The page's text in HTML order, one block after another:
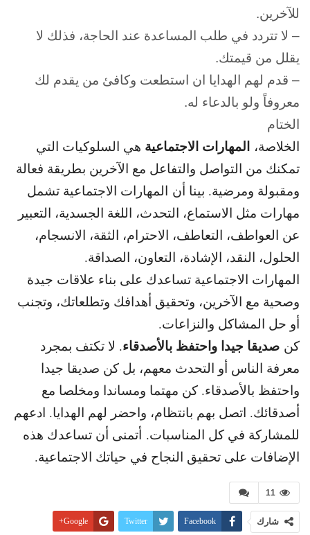
للآخرين.
– لا تتردد في طلب المساعدة عند الحاجة، فذلك لا
يقلل من قيمتك.
– قدم لهم الهدايا ان استطعت وكافئ من يقدم لك
معروفاً ولو بالدعاء له.
الختام
الخلاصة، المهارات الاجتماعية هي السلوكيات التي
تمكنك من التواصل والتفاعل مع الآخرين بطريقة فعالة
ومقبولة ومرضية. بينا أن المهارات الاجتماعية تشمل
مهارات مثل الاستماع، التحدث، اللغة الجسدية، التعبير
عن العواطف، التعاطف، الاحترام، الثقة، الانسجام،
الحلول، النقد، الإشادة، التعاون، الصداقة.
المهارات الاجتماعية تساعدك على بناء علاقات جيدة
وصحية مع الآخرين، وتحقيق أهدافك وتطلعاتك، وتجنب
أو حل المشاكل والنزاعات.
كن صديقا جيدا واحتفظ بالأصدقاء. لا تكتف بمجرد
معرفة الناس أو التحدث معهم، بل كن صديقا جيدا
واحتفظ بالأصدقاء. كن مهتما ومساندا ومخلصا مع
أصدقائك. اتصل بهم بانتظام، واحضر لهم الهدايا. ادعهم
للمشاركة في كل المناسبات. أتمنى أن تساعدك هذه
الإضافات على تحقيق النجاح في حياتك الاجتماعية.
11
شارك Facebook
Twitter
Google+